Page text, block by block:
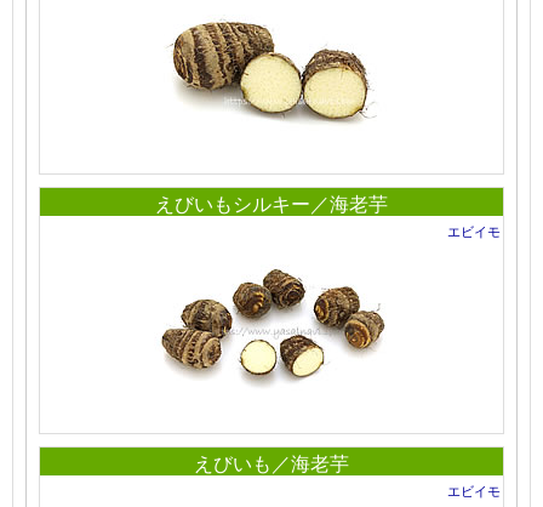
えびいもシルキー／海老芋
エビイモ
えびいも／海老芋
エビイモ